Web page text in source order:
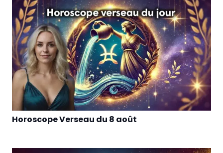
Horoscope Verseau du 8 août